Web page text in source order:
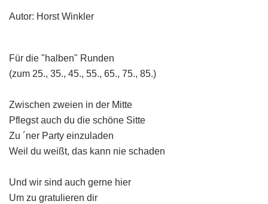
Autor: Horst Winkler
Für die "halben" Runden
(zum 25., 35., 45., 55., 65., 75., 85.)
Zwischen zweien in der Mitte
Pflegst auch du die schöne Sitte
Zu ´ner Party einzuladen
Weil du weißt, das kann nie schaden
Und wir sind auch gerne hier
Um zu gratulieren dir